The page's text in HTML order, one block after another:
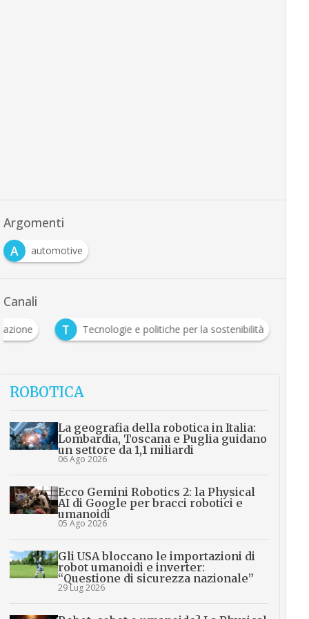
Argomenti
A
automotive
Canali
T Tecnologie e politiche per la sostenibilità
ROBOTICA
La geografia della robotica in Italia:
Lombardia, Toscana e Puglia guidano
un settore da 1,1 miliardi
06 Ago 2026
Ecco Gemini Robotics 2: la Physical
AI di Google per bracci robotici e
umanoidi
05 Ago 2026
Gli USA bloccano le importazioni di
robot umanoidi e inverter:
“Questione di sicurezza nazionale”
29 Lug 2026